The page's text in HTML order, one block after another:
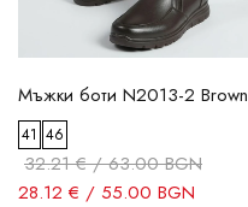
Мъжки боти N2013-2 Brown
41 46
32.21 € / 63.00 BGN
28.12 € / 55.00 BGN